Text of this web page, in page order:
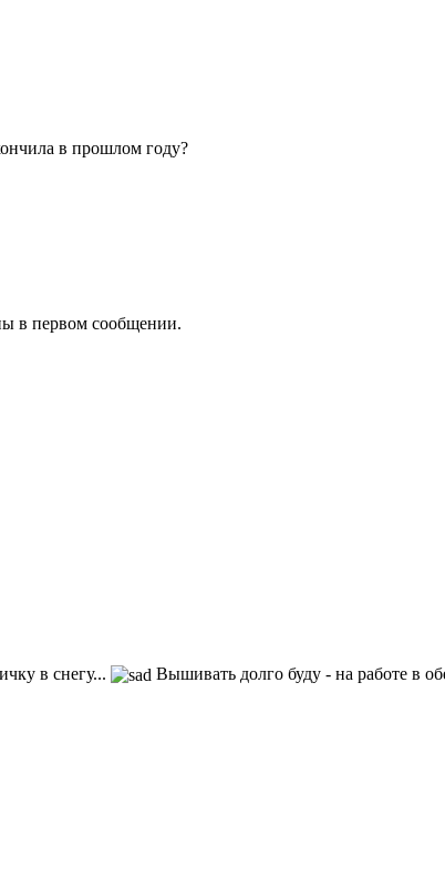
в прошлом году?
в первом сообщении.
в снегу...
Вышивать долго буду - на работе в